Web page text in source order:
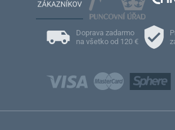
Doprava zadarmo
na všetko od 120 €